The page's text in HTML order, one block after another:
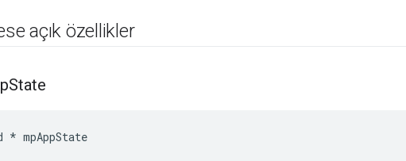
açık özellikler
State
* mpAppState